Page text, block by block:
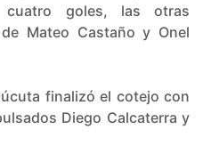
goles, las otras
Mateo Castaño y Onel
finalizó el cotejo con
Diego Calcaterra y